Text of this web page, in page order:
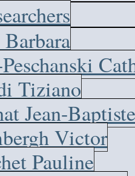
Tiziano
Jean-Baptiste
Victor
Pauline